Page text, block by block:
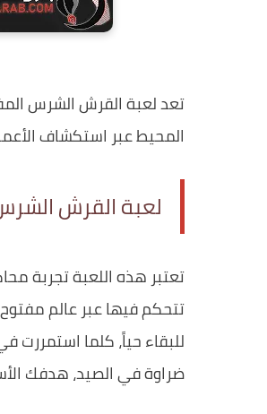
تعد لعبة القرش الشرس
المحيط عبر استكشاف
لعبة القرش
تعتبر هذه اللعبة تجربة
تتحكم فيها عبر عالم
للبقاء حياً، كلما
ضراوة في الصيد، هدفك